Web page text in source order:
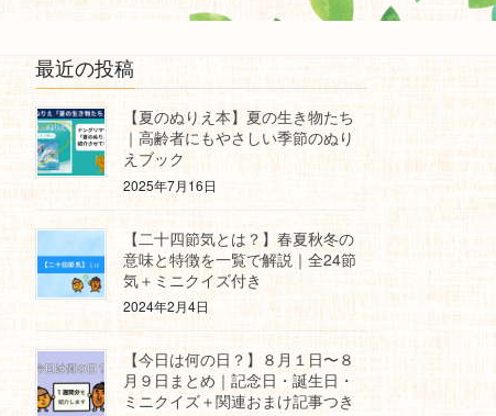
最近の投稿
【夏のぬりえ本】夏の生き物たち
｜高齢者にもやさしい季節のぬり
えブック
2025年7月16日
【二十四節気とは？】春夏秋冬の
意味と特徴を一覧で解説｜全24節
気＋ミニクイズ付き
2024年2月4日
【今日は何の日？】８月１日〜８
月９日まとめ｜記念日・誕生日・
ミニクイズ＋関連おまけ記事つき